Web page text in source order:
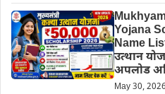
Yojana
Name
उत्थान
अपलोड
May 30, 2026